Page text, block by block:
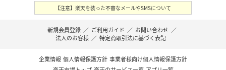
【注意】楽天を装った不審なメールやSMSについて
新規会員登録 ／ ご利用ガイド ／ お問い合わせ ／
法人のお客様 ／ 特定商取引法に基づく表記
企業情報 個人情報保護方針 事業者様向け個人情報保護方針